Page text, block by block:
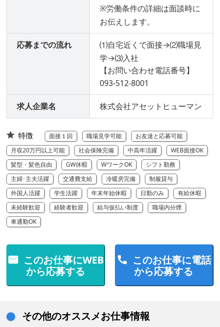
※労働条件の詳細は面談時に
お伝えします。
応募までの流れ
⑴自宅近くで面接→⑵職場見
学→⑶入社
【お問い合わせ電話番号】
093-512-8001
求人企業名 株式会社アセットヒューマン
特徴 面接１回 職場見学可能
お友達と応募可能
月収20万円以上可能
社会保険完備 中高年活躍
WEB面接OK
髪型・髪色自由
GW休暇 WワークOK
シフト勤務
主婦･主夫活躍
交通費支給 冷暖房完備
制服貸与
外国人活躍
学生活躍 年末年始休暇 日勤のみ
有給休暇
未経験歓迎
経験者歓迎 給与仮払い制度
職場内分煙
車通勤OK
このお仕事にWEB
から応募する
このお仕事に電話
から応募する
その他のオススメお仕事情報